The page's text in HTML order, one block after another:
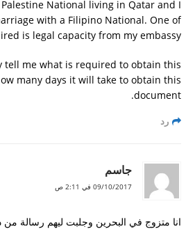
National living in Qatar and I
with a Filipino National. One of
is legal capacity from my embassy.
tell me what is required to obtain this
many days it will take to obtain this
document.
رد
جاسم
09/10/2017 في 2:11 ص
انا متزوج في البحرين وجلبت ليهم رسالة من